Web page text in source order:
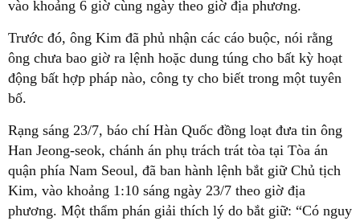
vào khoảng 6 giờ cùng ngày theo giờ địa phương.
Trước đó, ông Kim đã phủ nhận các cáo buộc, nói rằng
ông chưa bao giờ ra lệnh hoặc dung túng cho bất kỳ hoạt
động bất hợp pháp nào, công ty cho biết trong một tuyên
bố.
Rạng sáng 23/7, báo chí Hàn Quốc đồng loạt đưa tin ông
Han Jeong-seok, chánh án phụ trách trát tòa tại Tòa án
quận phía Nam Seoul, đã ban hành lệnh bắt giữ Chủ tịch
Kim, vào khoảng 1:10 sáng ngày 23/7 theo giờ địa
phương. Một thẩm phán giải thích lý do bắt giữ: “Có nguy